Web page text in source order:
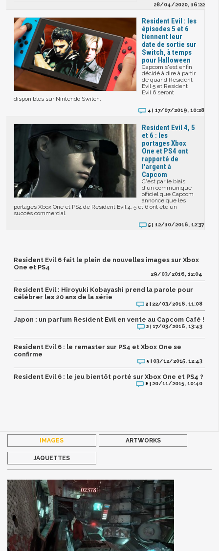
28/04/2020, 16:22
Resident Evil : les
épisodes 5 et 6
tiennent leur
date de sortie sur
Switch, à temps
pour Halloween
Capcom s'est enfin
décidé à dire à partir
de quand Resident
Evil 5 et Resident
Evil 6 seront
disponibles sur Nintendo Switch.
4 |17/07/2019, 10:28
Resident Evil 4, 5
et 6 : les
portages Xbox
One et PS4 ont
rapporté de
l'argent à
Capcom
C'est par le biais
d'un communiqué
officiel que Capcom
annonce que les
portages Xbox One et PS4 de Resident Evil 4, 5 et 6 ont été un
succès commercial.
5 | 12/10/2016, 12:37
Resident Evil 6 fait le plein de nouvelles images sur Xbox
One et PS4
29/03/2016, 12:04
Resident Evil : Hiroyuki Kobayashi prend la parole pour
célébrer les 20 ans de la série
2 | 22/03/2016, 11:08
Japon : un parfum Resident Evil en vente au Capcom Café !
2 |17/03/2016, 13:43
Resident Evil 6 : le remaster sur PS4 et Xbox One se
confirme
5 | 03/12/2015, 12:43
Resident Evil 6 : le jeu bientôt porté sur Xbox One et PS4 ?
8 | 20/11/2015, 10:40
IMAGES ARTWORKS
JAQUETTES